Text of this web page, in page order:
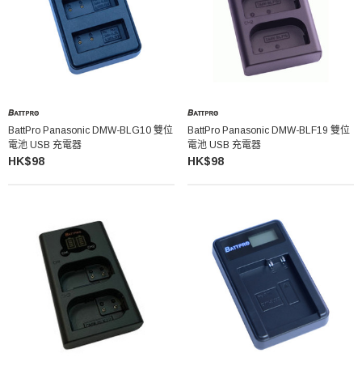
BattPro Panasonic DMW-BLG10 雙位
電池 USB 充電器
HK$98
BattPro Panasonic DMW-BLF19 雙位
電池 USB 充電器
HK$98